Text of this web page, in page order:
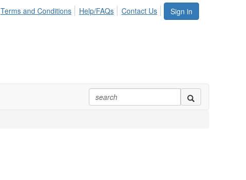
Sign in
Terms and Conditions Help/FAQs Contact Us